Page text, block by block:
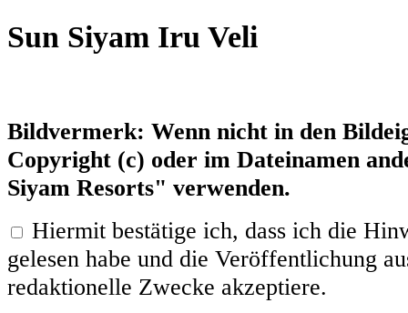
Sun Siyam Iru Veli
Bildvermerk: Wenn nicht in den
Copyright (c) oder im Dateinamen
Siyam Resorts" verwenden.
Hiermit bestätige ich, dass ich die
gelesen habe und die Veröffentlichung
redaktionelle Zwecke akzeptiere.